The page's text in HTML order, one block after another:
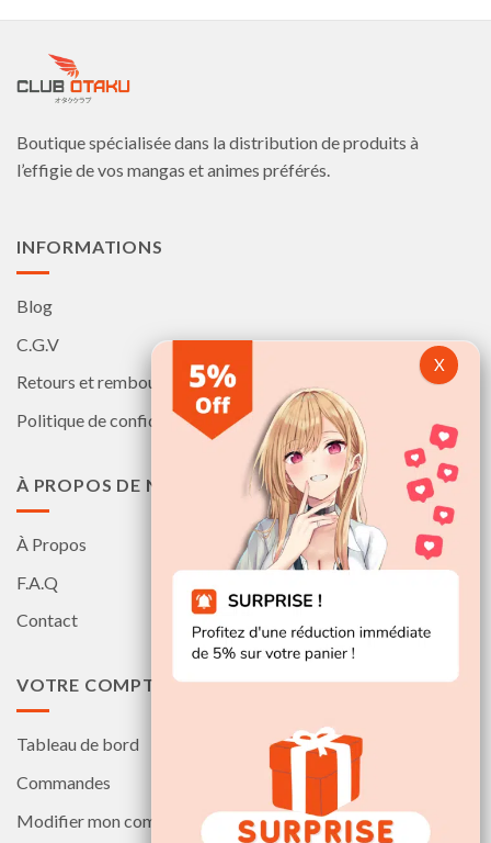
Les
être
sur
la
Les
sur
Boutique spécialisée dans la distribution de produits à
l’effigie de vos mangas et animes préférés.
INFORMATIONS
Blog
C.G.V
Retours et remboursements
Politique de confidentialité
À PROPOS DE NOUS
À Propos
F.A.Q
Contact
VOTRE COMPTE
Tableau de bord
Commandes
Modifier mon compte